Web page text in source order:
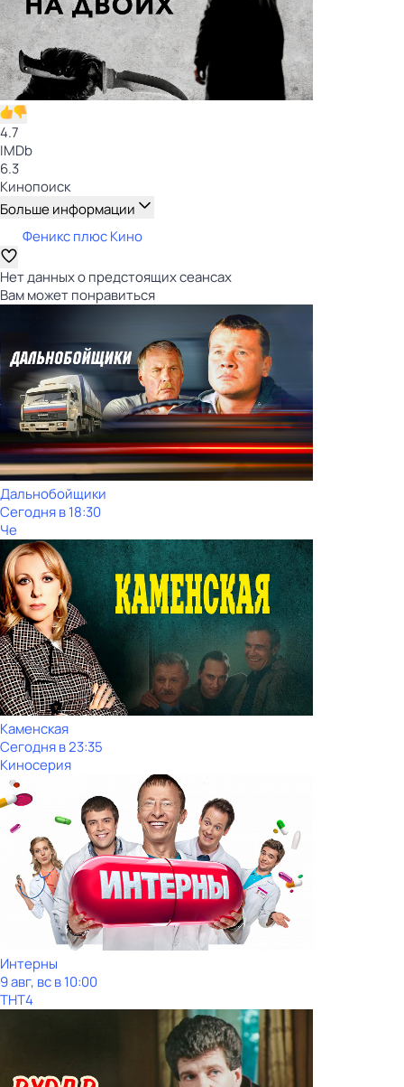
4.7
IMDb
6.3
Кинопоиск
Больше информации
Феникс плюс Кино
Нет данных о предстоящих сеансах
Вам может понравиться
Дальнобойщики
Сегодня в 18:30
Че
Каменская
Сегодня в 23:35
Киносерия
Интерны
9 авг, вс в 10:00
ТНТ4